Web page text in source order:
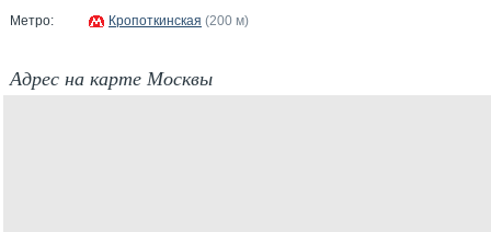
Метро:
Кропоткинская (200 м)
Адрес на карте Москвы